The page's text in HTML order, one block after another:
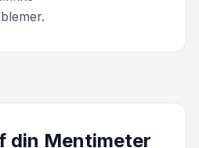
din Mentimeter